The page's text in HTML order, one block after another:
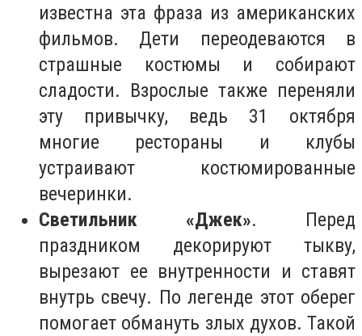
известна эта фраза из американских
фильмов. Дети переодеваются в
страшные костюмы и собирают
сладости. Взрослые также переняли
эту привычку, ведь 31 октября
многие рестораны и клубы
устраивают костюмированные
вечеринки.
Светильник «Джек». Перед
праздником декорируют тыкву,
вырезают ее внутренности и ставят
внутрь свечу. По легенде этот оберег
помогает обмануть злых духов. Такой